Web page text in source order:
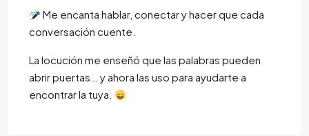
Me encanta hablar, conectar y hacer que cada
conversación cuente.
La locución me enseñó que las palabras pueden
abrir puertas… y ahora las uso para ayudarte a
encontrar la tuya.